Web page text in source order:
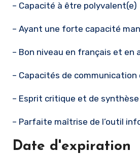
– Capacité à être polyvalent(e)
– Ayant une forte capacité
– Bon niveau en français et en
– Capacités de
– Esprit critique et de synthèse
– Parfaite maîtrise de l’outil
Date d'expiration